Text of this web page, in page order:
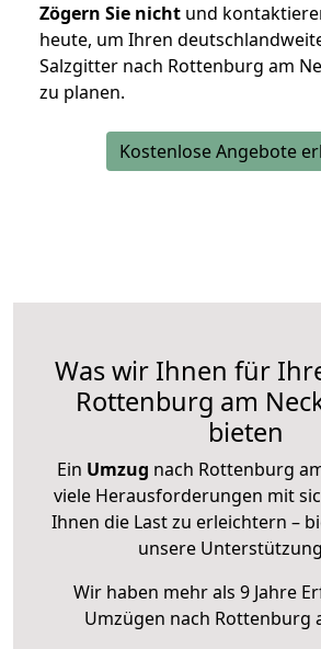
Zögern Sie nicht und
heute, um Ihren
Salzgitter nach Rottenburg am
zu planen.
Kostenlose Angebote
Was wir Ihnen für
Rottenburg am
bieten
Ein Umzug nach Rottenburg
viele Herausforderungen mit
Ihnen die Last zu erleichtern –
unsere
Wir haben mehr als 9 Jahre
Umzügen nach Rottenburg